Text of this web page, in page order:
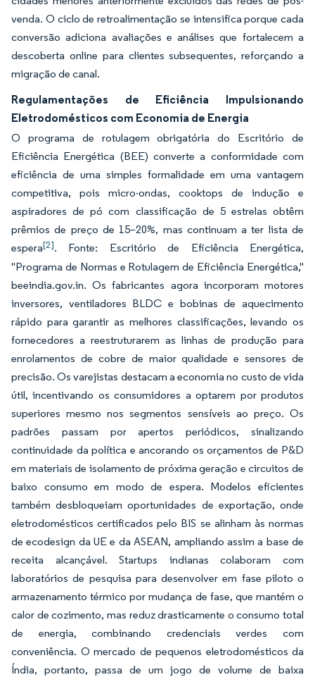
venda. O ciclo de retroalimentação se intensifica porque cada
conversão adiciona avaliações e análises que fortalecem a
descoberta online para clientes subsequentes, reforçando a
migração de canal.
Regulamentações de Eficiência Impulsionando
Eletrodomésticos com Economia de Energia
O programa de rotulagem obrigatória do Escritório de
Eficiência Energética (BEE) converte a conformidade com
eficiência de uma simples formalidade em uma vantagem
competitiva, pois micro-ondas, cooktops de indução e
aspiradores de pó com classificação de 5 estrelas obtêm
prêmios de preço de 15–20%, mas continuam a ter lista de
espera[2]. Fonte: Escritório de Eficiência Energética,
"Programa de Normas e Rotulagem de Eficiência Energética,"
beeindia.gov.in. Os fabricantes agora incorporam motores
inversores, ventiladores BLDC e bobinas de aquecimento
rápido para garantir as melhores classificações, levando os
fornecedores a reestruturarem as linhas de produção para
enrolamentos de cobre de maior qualidade e sensores de
precisão. Os varejistas destacam a economia no custo de vida
útil, incentivando os consumidores a optarem por produtos
superiores mesmo nos segmentos sensíveis ao preço. Os
padrões passam por apertos periódicos, sinalizando
continuidade da política e ancorando os orçamentos de P&D
em materiais de isolamento de próxima geração e circuitos de
baixo consumo em modo de espera. Modelos eficientes
também desbloqueiam oportunidades de exportação, onde
eletrodomésticos certificados pelo BIS se alinham às normas
de ecodesign da UE e da ASEAN, ampliando assim a base de
receita alcançável. Startups indianas colaboram com
laboratórios de pesquisa para desenvolver em fase piloto o
armazenamento térmico por mudança de fase, que mantém o
calor de cozimento, mas reduz drasticamente o consumo total
de energia, combinando credenciais verdes com
conveniência. O mercado de pequenos eletrodomésticos da
Índia, portanto, passa de um jogo de volume de baixa